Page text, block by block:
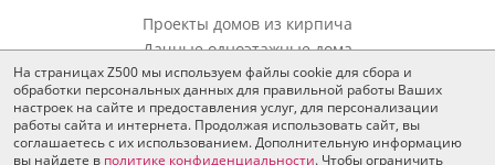
Проекты домов из кирпича
Дачные одноэтажные дома
Дополнения
Все для согласования
Тендерное предложение
На страницах Z500 мы используем файлы cookie для сбора и
обработки персональных данных для правильной работы Ваших
настроек на сайте и предоставления услуг, для персонализации
работы сайта и интернета. Продолжая использовать сайт, вы
соглашаетесь с их использованием. Дополнительную информацию
вы найдете в политике конфиденциальности. Чтобы ограничить